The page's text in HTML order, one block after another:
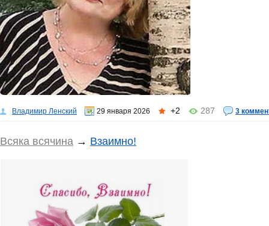
Владимир Ленский 29 января 2026 +2 287 3
Всяка всячина → Взаимно!